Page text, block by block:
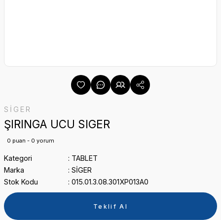
SİGER
ŞIRINGA UCU SIGER
0 puan - 0 yorum
Kategori
TABLET
Marka
SİGER
Stok Kodu
015.01.3.08.301XP013A0
Teklif Al